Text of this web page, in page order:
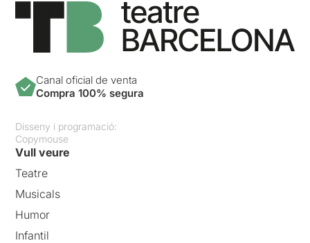
Canal oficial de venta
Compra 100% segura
Disseny i programació:
Copymouse
Vull veure
Teatre
Musicals
Humor
Infantil